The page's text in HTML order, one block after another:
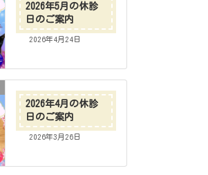
2026年5月の休診
日のご案内
2026年4月24日
2026年4月の休診
日のご案内
2026年3月26日